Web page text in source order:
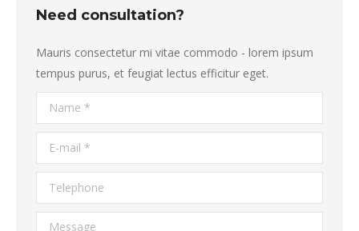
Need consultation?
Mauris consectetur mi vitae commodo - lorem ipsum
tempus purus, et feugiat lectus efficitur eget.
Name *
E-mail *
Telephone
Message